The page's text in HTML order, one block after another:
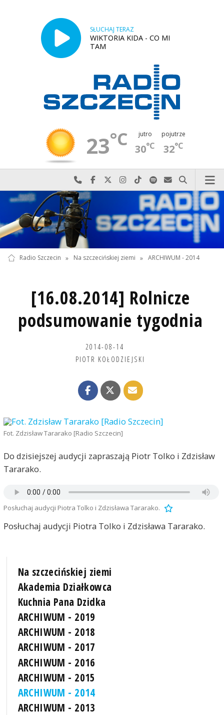
SŁUCHAJ TERAZ
WIKTORIA KIDA - CO MI
TAM
23°C jutro
30°C
pojutrze
32°C
Najlepiej po prostu do nas zadzwoń
Odwiedź nas na Facebook-u
Odwiedź nas na X
Odwiedź nas na Instagram-ie
Odwiedź nas na TikTok-u
Szukaj nas na Spotify
Wyślij do nas
Szukaj
Radio Szczecin » Na szczecińskiej ziemi » ARCHIWUM - 2014
[16.08.2014] Rolnicze
podsumowanie tygodnia
2014-08-14
PIOTR KOŁODZIEJSKI
Fot. Zdzisław Tararako [Radio Szczecin]
Do dzisiejszej audycji zapraszają Piotr Tolko i Zdzisław
Tararako.
Posłuchaj audycji Piotra Tolko i Zdzisława Tararako.
Posłuchaj audycji Piotra Tolko i Zdzisława Tararako.
Na szczecińskiej ziemi
Akademia Działkowca
Kuchnia Pana Dzidka
ARCHIWUM - 2019
ARCHIWUM - 2018
ARCHIWUM - 2017
ARCHIWUM - 2016
ARCHIWUM - 2015
ARCHIWUM - 2014
ARCHIWUM - 2013